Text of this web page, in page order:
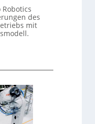
des
mit